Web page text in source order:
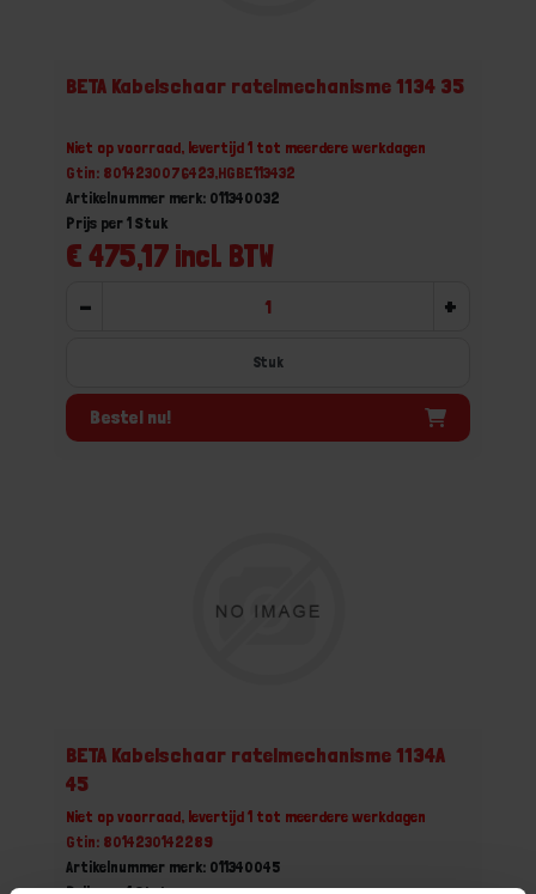
BETA Kabelschaar ratelmechanisme 1134 35
Niet op voorraad, levertijd 1 tot meerdere werkdagen
Gtin: 8014230076423,HGBE113432
Artikelnummer merk: 011340032
€ 475,17 incl. BTW
Prijs per 1 Stuk
- +
Stuk
Bestel nu!
BETA Kabelschaar ratelmechanisme 1134A
45
Niet op voorraad, levertijd 1 tot meerdere werkdagen
Gtin: 8014230142289
Artikelnummer merk: 011340045